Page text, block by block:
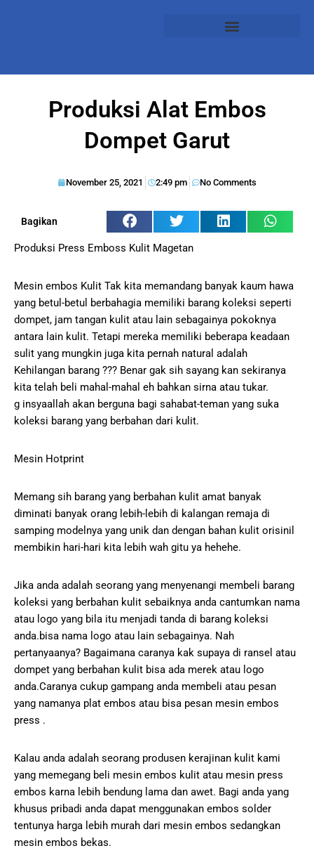
Produksi Alat Embos
Dompet Garut
November 25, 2021 2:49 pm No Comments
Bagikan
Produksi Press Emboss Kulit Magetan
Mesin embos Kulit Tak kita memandang banyak kaum hawa
yang betul-betul berbahagia memiliki barang koleksi seperti
dompet, jam tangan kulit atau lain sebagainya pokoknya
antara lain kulit. Tetapi mereka memiliki beberapa keadaan
sulit yang mungkin juga kita pernah natural adalah
Kehilangan barang ??? Benar gak sih sayang kan sekiranya
kita telah beli mahal-mahal eh bahkan sirna atau tukar.
g insyaallah akan berguna bagi sahabat-teman yang suka
koleksi barang yang berbahan dari kulit.
Mesin Hotprint
Memang sih barang yang berbahan kulit amat banyak
diminati banyak orang lebih-lebih di kalangan remaja di
samping modelnya yang unik dan dengan bahan kulit orisinil
membikin hari-hari kita lebih wah gitu ya hehehe.
Jika anda adalah seorang yang menyenangi membeli barang
koleksi yang berbahan kulit sebaiknya anda cantumkan nama
atau logo yang bila itu menjadi tanda di barang koleksi
anda.bisa nama logo atau lain sebagainya. Nah
pertanyaanya? Bagaimana caranya kak supaya di ransel atau
dompet yang berbahan kulit bisa ada merek atau logo
anda.Caranya cukup gampang anda membeli atau pesan
yang namanya plat embos atau bisa pesan mesin embos
press .
Kalau anda adalah seorang produsen kerajinan kulit kami
yang memegang beli mesin embos kulit atau mesin press
embos karna lebih bendung lama dan awet. Bagi anda yang
khusus pribadi anda dapat menggunakan embos solder
tentunya harga lebih murah dari mesin embos sedangkan
mesin embos bekas.